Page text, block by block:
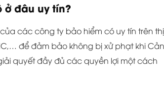
ở đâu uy tín?
các công ty bảo hiểm có uy tín trên thị
để đảm bảo không bị xử phạt khi
quyết đầy đủ các quyền lợi một cách